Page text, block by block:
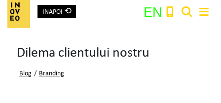
Main Navigation
INAPOI ⟲ EN
Search:
Dilema clientului nostru
Blog / Branding